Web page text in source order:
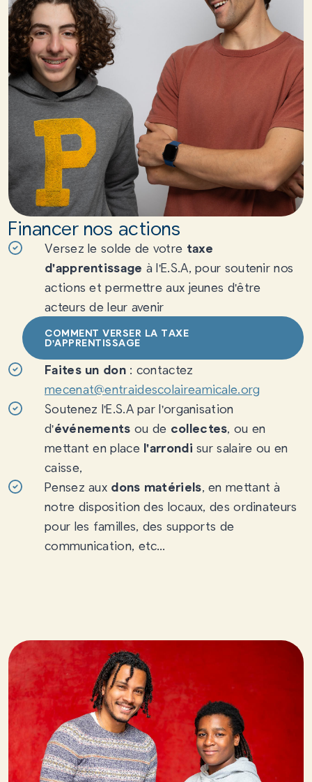
Financer nos actions
Versez le solde de votre taxe
d'apprentissage à l'E.S.A, pour soutenir nos
actions et permettre aux jeunes d'être
acteurs de leur avenir
COMMENT VERSER LA TAXE
D'APPRENTISSAGE
Faites un don: contactez
mecenat@entraidescolaireamicale.org
Soutenez l'E.S.A par l'organisation
d'événements ou de collectes, ou en
mettant en place l'arrondi sur salaire ou en
caisse,
Pensez aux dons matériels, en mettant à
notre disposition des locaux, des ordinateurs
pour les familles, des supports de
communication, etc…